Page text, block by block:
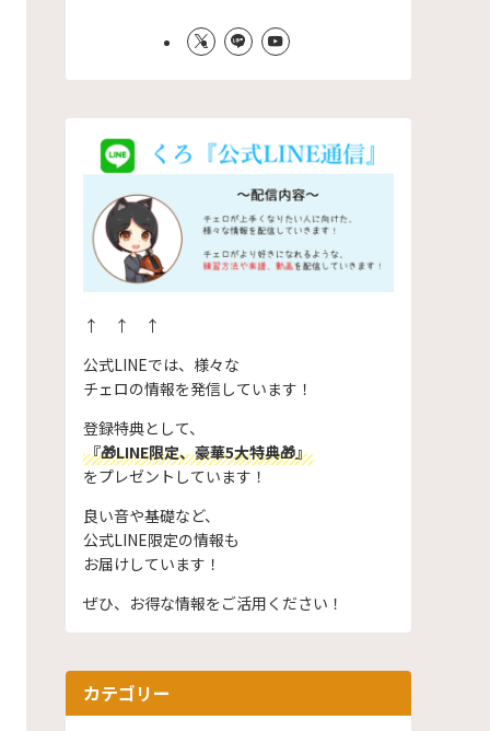
↑ ↑ ↑
公式LINEでは、様々な
チェロの情報を発信しています！
登録特典として、
『🎁LINE限定、豪華5大特典🎁』
をプレゼントしています！
良い音や基礎など、
公式LINE限定の情報も
お届けしています！
ぜひ、お得な情報をご活用ください！
カテゴリー